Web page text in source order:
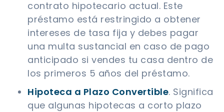
contrato hipotecario actual. Este
préstamo está restringido a obtener
intereses de tasa fija y debes pagar
una multa sustancial en caso de pago
anticipado si vendes tu casa dentro de
los primeros 5 años del préstamo.
Hipoteca a Plazo Convertible. Significa
que algunas hipotecas a corto plazo